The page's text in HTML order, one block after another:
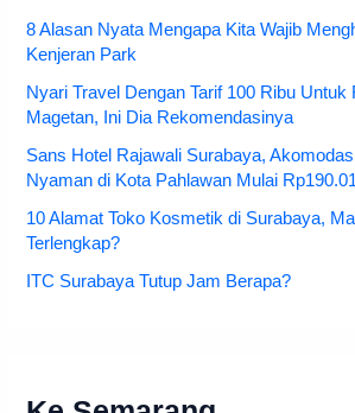
8 Alasan Nyata Mengapa Kita Wajib
Kenjeran Park
Nyari Travel Dengan Tarif 100 Ribu Untuk
Magetan, Ini Dia Rekomendasinya
Sans Hotel Rajawali Surabaya,
Nyaman di Kota Pahlawan Mulai
10 Alamat Toko Kosmetik di Surabaya,
Terlengkap?
ITC Surabaya Tutup Jam Berapa?